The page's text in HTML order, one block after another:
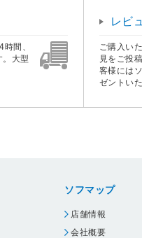
間、
。大型
レビ
ご購入い
見をご投
客様には
ゼントい
ソフマップ
店舗情報
会社概要